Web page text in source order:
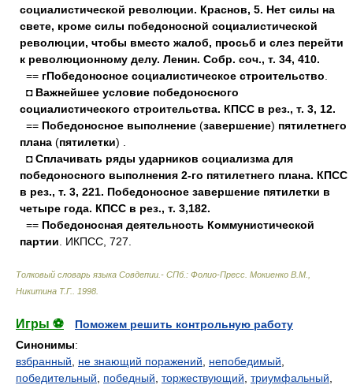
социалистической революции. Краснов, 5. Нет силы на
свете, кроме силы победоносной социалистической
революции, чтобы вместо жалоб, просьб и слез перейти
к революционному делу. Ленин. Собр. соч., т. 34, 410.
== гПобедоносное социалистическое строительство
◘ Важнейшее условие победоносного
социалистического строительства. КПСС в рез., т. 3, 12.
== Победоносное выполнение (завершение) пятилетнего
плана (пятилетки) .
◘ Сплачивать ряды ударников социализма для
победоносного выполнения 2-го пятилетнего плана. КПСС
в рез., т. 3, 221. Победоносное завершение пятилетки в
четыре года. КПСС в рез., т. 3,182.
== Победоносная деятельность Коммунистической
партии . ИКПСС, 727.
Толковый словарь языка Совдепии.- СПб.: Фолио-Пресс Мокиенко В.М.,
Никитина Т.Г.
1998
Игры ⚽
Поможем решить контрольную работу
Синонимы:
взбранный
не знающий поражений непобедимый
победительный
победный торжествующий триумфальный